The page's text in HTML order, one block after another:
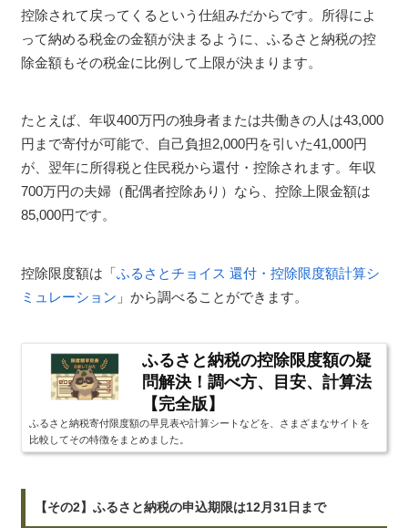
控除されて戻ってくるという仕組みだからです。所得によ
って納める税金の金額が決まるように、ふるさと納税の控
除金額もその税金に比例して上限が決まります。
たとえば、年収400万円の独身者または共働きの人は43,000
円まで寄付が可能で、自己負担2,000円を引いた41,000円
が、翌年に所得税と住民税から還付・控除されます。年収
700万円の夫婦（配偶者控除あり）なら、控除上限金額は
85,000円です。
控除限度額は「ふるさとチョイス 還付・控除限度額計算シ
ミュレーション 」から調べることができます。
ふるさと納税の控除限度額の疑
問解決！調べ方、目安、計算法
【完全版】
ふるさと納税寄付限度額の早見表や計算シートなどを、さまざまなサイトを
比較してその特徴をまとめました。
【その2】ふるさと納税の申込期限は12月31日まで